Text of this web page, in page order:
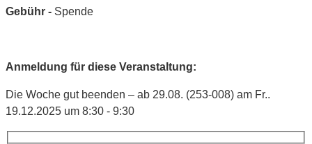
Gebühr - Spende
Anmeldung für diese Veranstaltung:
Die Woche gut beenden – ab 29.08. (253-008) am Fr..
19.12.2025 um 8:30 - 9:30